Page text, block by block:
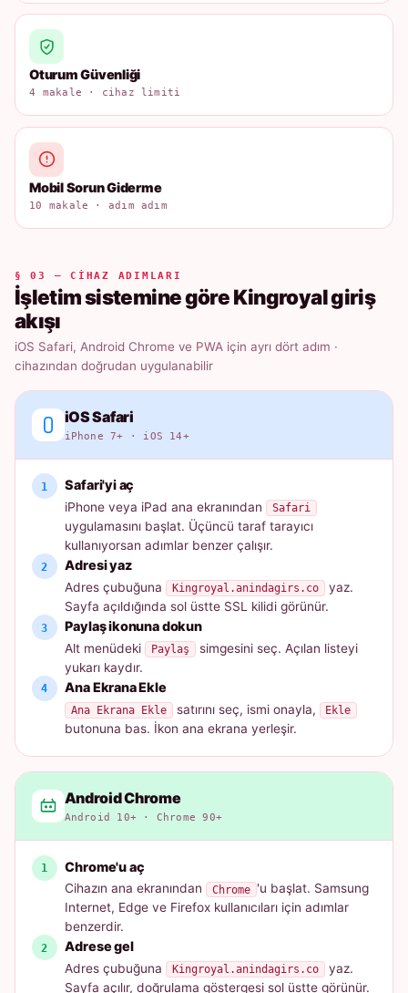
Oturum Güvenliği
4 makale · cihaz limiti
Mobil Sorun Giderme
10 makale · adım adım
§ 03 — CIHAZ ADIMLARI
İşletim sistemine göre Kingroyal giriş
akışı
iOS Safari, Android Chrome ve PWA için ayrı dört adım ·
cihazından doğrudan uygulanabilir
iOS Safari
iPhone 7+ · iOS 14+
Safari'yi aç
iPhone veya iPad ana ekranından Safari
uygulamasını başlat. Üçüncü taraf tarayıcı
kullanıyorsan adımlar benzer çalışır.
Adresi yaz
Adres çubuğuna Kingroyal.anindagirs.co
yaz.
Sayfa açıldığında sol üstte SSL kilidi görünür.
Paylaş ikonuna dokun
Alt menüdeki Paylaş
simgesini seç. Açılan listeyi
yukarı kaydır.
Ana Ekrana Ekle
Ana Ekrana Ekle satırını seç, ismi onayla, Ekle
butonuna bas. İkon ana ekrana yerleşir.
Android Chrome
Android 10+ · Chrome 90+
Chrome'u aç
Cihazın ana ekranından Chrome 'u başlat. Samsung
Internet, Edge ve Firefox kullanıcıları için adımlar
benzerdir.
Adrese gel
Adres çubuğuna Kingroyal.anindagirs.co
yaz.
Sayfa açılır, doğrulama göstergesi sol üstte görünür.